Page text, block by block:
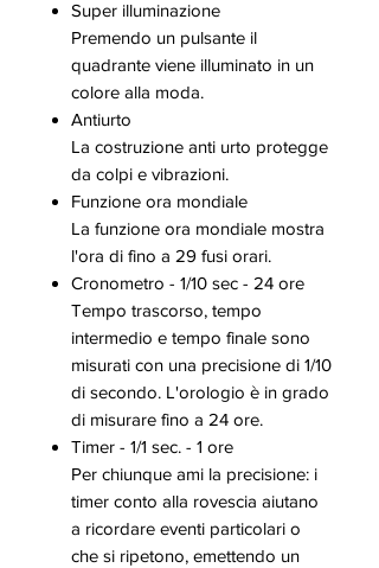
Super illuminazione
Premendo un pulsante il
quadrante viene illuminato in un
colore alla moda.
Antiurto
La costruzione anti urto protegge
da colpi e vibrazioni.
Funzione ora mondiale
La funzione ora mondiale mostra
l'ora di fino a 29 fusi orari.
Cronometro - 1/10 sec - 24 ore
Tempo trascorso, tempo
intermedio e tempo finale sono
misurati con una precisione di 1/10
di secondo. L'orologio è in grado
di misurare fino a 24 ore.
Timer - 1/1 sec. - 1 ore
Per chiunque ami la precisione: i
timer conto alla rovescia aiutano
a ricordare eventi particolari o
che si ripetono, emettendo un